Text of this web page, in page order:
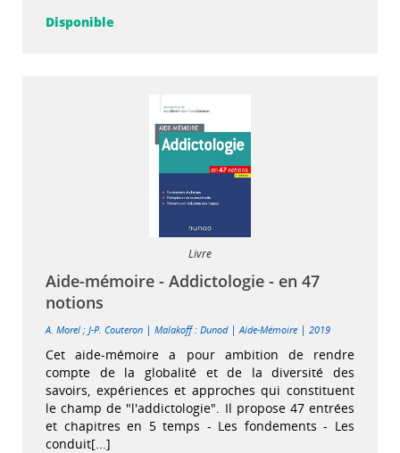
Disponible
Livre
Aide-mémoire - Addictologie - en 47
notions
A. Morel ; J-P. Couteron | Malakoff : Dunod|Aide-Mémoire | 2019
Cet aide-mémoire a pour ambition de rendre
compte de la globalité et de la diversité des
savoirs, expériences et approches qui constituent
le champ de "l'addictologie". Il propose 47 entrées
et chapitres en 5 temps - Les fondements - Les
conduit[...]